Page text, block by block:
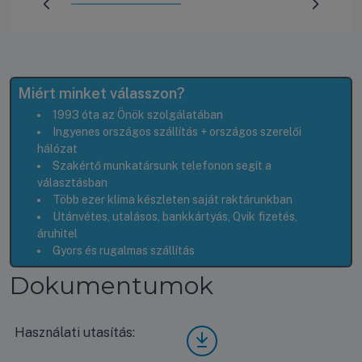
Miért minket válasszon?
1993 óta az Önök szolgálatában
Ingyenes országos szállítás + országos szerelői
hálózat
Szakértő munkatársunk telefonon segít a
választásban
Több ezer klíma készleten saját raktárunkban
Utánvétes, utalásos, bankkártyás, Qvik fizetés,
áruhitel
Gyors és rugalmas szállítás
Dokumentumok
Használati utasítás:
LG
UM6